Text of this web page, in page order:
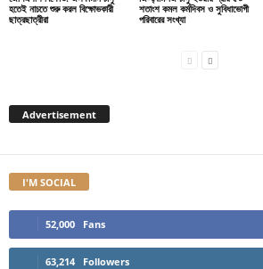
হতেই নাচতে শুরু করল বিক্ষোভকারী
ছাত্রছাত্রীরা
শতাংশ কমল কর্মদিবস ও সুবিধাভোগী
পরিবারের সংখ্যা
Advertisement
I'M SOCIAL
52,000 Fans
63,214 Followers